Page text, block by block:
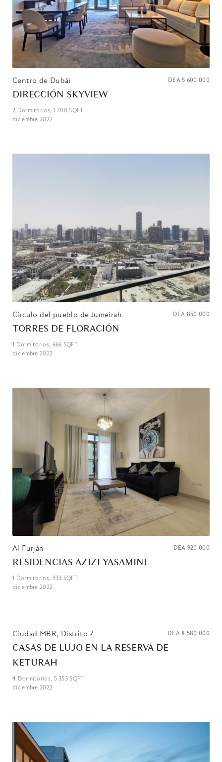
Centro de Dubái DEA5 600 000
DIRECCIÓN SKYVIEW
2 Dormitorios, 1 700 SQFT
diciembre 2022
Círculo del pueblo de Jumeirah DEA 850 000
TORRES DE FLORACIÓN
1 Dormitorios, 666 SQFT
diciembre 2022
Al Furján DEA 920 000
RESIDENCIAS AZIZI YASAMINE
1 Dormitorios, 933 SQFT
diciembre 2022
Ciudad MBR, Distrito 7 DEA8 580 000
CASAS DE LUJO EN LA RESERVA DE
KETURAH
4 Dormitorios, 5 353 SQFT
diciembre 2022